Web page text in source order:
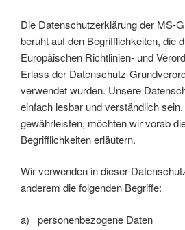
Die Datenschutzerklärung der MS-
beruht auf den Begrifflichkeiten, die
Europäischen Richtlinien- und
Erlass der Datenschutz-
verwendet wurden. Unsere
einfach lesbar und verständlich
gewährleisten, möchten wir vorab
Begrifflichkeiten erläutern.
Wir verwenden in dieser
anderem die folgenden Begriffe:
a) personenbezogene Daten